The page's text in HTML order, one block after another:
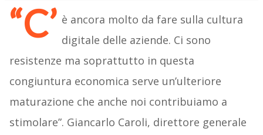
“C’ è ancora molto da fare sulla cultura
digitale delle aziende. Ci sono
resistenze ma soprattutto in questa
congiuntura economica serve un’ulteriore
maturazione che anche noi contribuiamo a
stimolare”. Giancarlo Caroli, direttore generale